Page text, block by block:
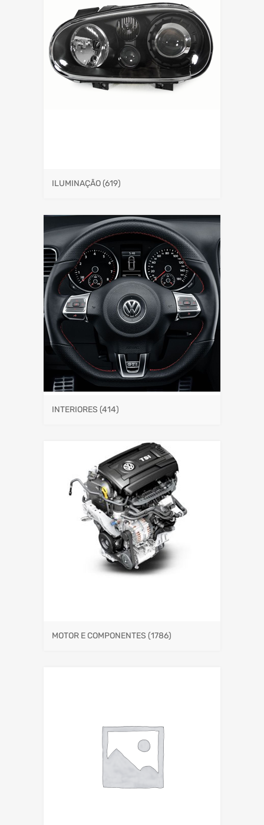
ILUMINAÇÃO(619)
INTERIORES (414)
MOTOR E COMPONENTES (1786)